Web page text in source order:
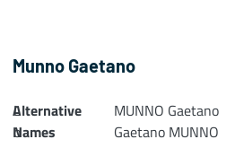
Munno Gaetano
L
o
Alternative
Names
MUNNO Gaetano
Gaetano MUNNO